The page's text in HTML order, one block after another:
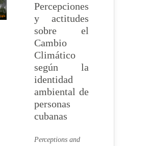
Percepciones
y actitudes
sobre el
Cambio
Climático
según la
identidad
ambiental de
personas
cubanas
Perceptions and